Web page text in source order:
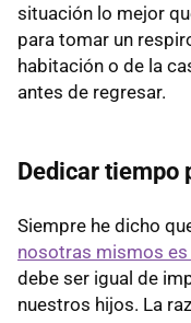
situación lo mejor
para tomar un
habitación o de la
antes de regresar.
Dedicar tiempo
Siempre he dicho
nosotras mismos
debe ser igual de
nuestros hijos. La